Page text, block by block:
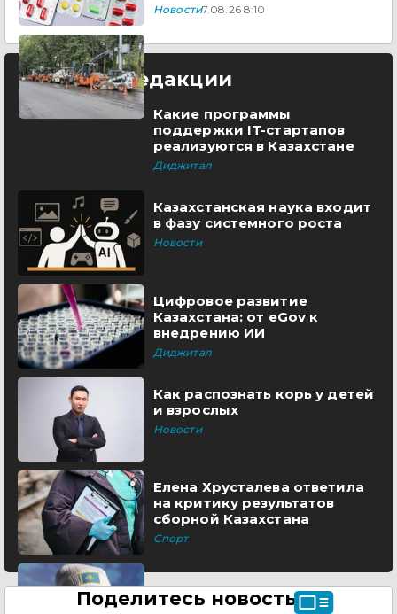
Новости7.08.26 8:10
Выбор редакции
Какие программы
поддержки IT-стартапов
реализуются в Казахстане
Диджитал
Казахстанская наука входит
в фазу системного роста
Новости
Цифровое развитие
Казахстана: от eGov к
внедрению ИИ
Диджитал
Как распознать корь у детей
и взрослых
Новости
Елена Хрусталева ответила
на критику результатов
сборной Казахстана
Спорт
Поделитесь новостью